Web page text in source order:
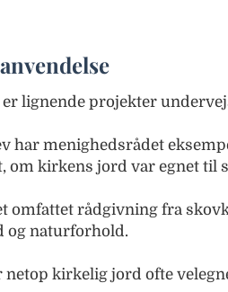
lignende projekter
har menighedsrådet
om kirkens jord var egnet til
omfattet rådgivning fra
og naturforhold.
kirkelig jord ofte